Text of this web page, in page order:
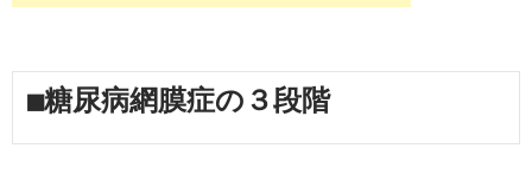
■糖尿病網膜症の３段階